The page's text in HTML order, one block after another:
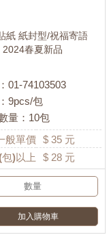
紙 紙封型/祝福寄語
2024春夏新品
01-74103503
9pcs/包
量：10包
般單價 $ 35 元
包)以上 $ 28 元